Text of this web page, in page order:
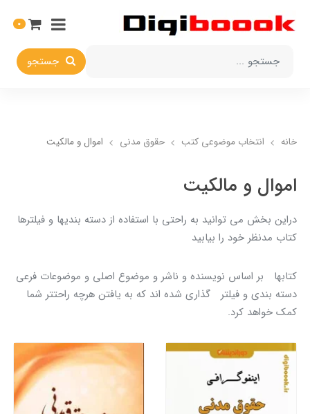
جستجو
0
خانه انتخاب​ موضوعي​ کتب حقوق مدني اموال و مالکيت
اموال و مالکيت
دراين بخش مي توانيد به راحتي با استفاده از دسته بنديها و فيلترها
کتاب مدنظر خود را بيابيد
کتابها بر اساس نويسنده و ناشر و موضوع اصلي و موضوعات فرعي
دسته بندي و فيلتر گذاري شده اند که به يافتن هرچه راحتتر شما
کمک خواهد کرد.